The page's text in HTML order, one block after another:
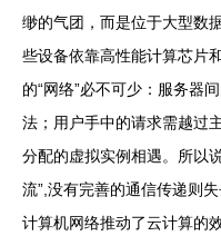
缈的气团，而是位于大型数
些设备依靠高性能计算芯片
的“网络”必不可少：服务器
法；用户手中的请求需越过
分配的虚拟实例相遇。所以
流”,没有完善的通信传递则
计算机网络推动了云计算的